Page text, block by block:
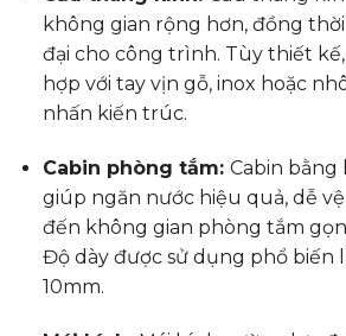
không gian rộng hơn, đồng
đại cho công trình. Tùy thiết
hợp với tay vịn gỗ, inox hoặc
nhấn kiến trúc.
Cabin phòng tắm: Cabin
giúp ngăn nước hiệu quả, dễ vệ
đến không gian phòng tắm gọn
Độ dày được sử dụng phổ biến
10mm.